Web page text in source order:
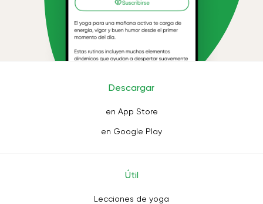
Descargar
en App Store
en Google Play
Útil
Lecciones de yoga